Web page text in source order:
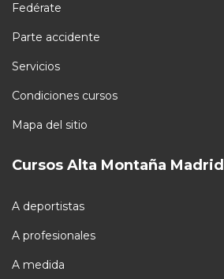
Fedérate
Parte accidente
Servicios
Condiciones cursos
Mapa del sitio
Cursos Alta Montaña Madrid
A deportistas
A profesionales
A medida